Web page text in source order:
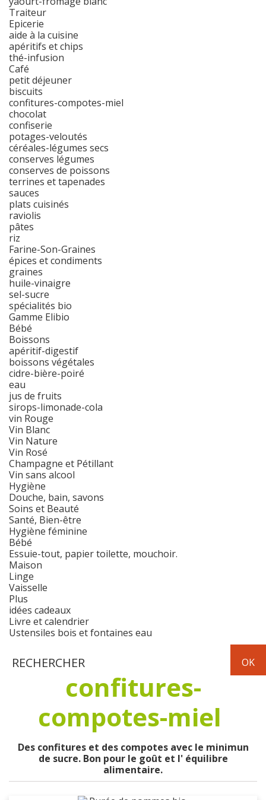
Traiteur
Epicerie
aide à la cuisine
apéritifs et chips
thé-infusion
Café
petit déjeuner
biscuits
confitures-compotes-miel
chocolat
confiserie
potages-veloutés
céréales-légumes secs
conserves légumes
conserves de poissons
terrines et tapenades
sauces
plats cuisinés
raviolis
pâtes
riz
Farine-Son-Graines
épices et condiments
graines
huile-vinaigre
sel-sucre
spécialités bio
Gamme Elibio
Bébé
Boissons
apéritif-digestif
boissons végétales
cidre-bière-poiré
eau
jus de fruits
sirops-limonade-cola
vin Rouge
Vin Blanc
Vin Nature
Vin Rosé
Champagne et Pétillant
Vin sans alcool
Hygiène
Douche, bain, savons
Soins et Beauté
Santé, Bien-être
Hygiène féminine
Bébé
Essuie-tout, papier toilette, mouchoir.
Maison
Linge
Vaisselle
Plus
idées cadeaux
Livre et calendrier
Ustensiles bois et fontaines eau
confitures-
compotes-miel
Des confitures et des compotes avec le minimun
de sucre. Bon pour le goût et l' équilibre
alimentaire.